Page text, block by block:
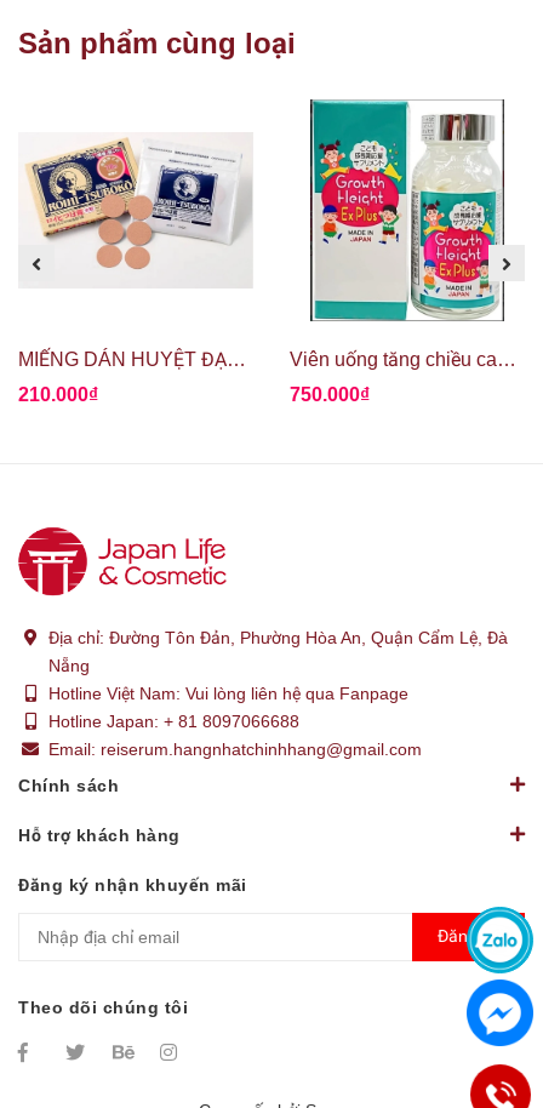
Sản phẩm cùng loại
MIẾNG DÁN HUYỆT ĐẠO GIẢM ĐAU ROIHI TSUBOKO
210.000₫
Viên uống tăng chiều cao Growth Height Ex Plus
750.000₫
Địa chỉ: Đường Tôn Đản, Phường Hòa An, Quận Cẩm Lệ, Đà
Nẵng
Hotline Việt Nam: Vui lòng liên hệ qua Fanpage
Hotline Japan: + 81 8097066688
Email: reiserum.hangnhatchinhhang@gmail.com
Chính sách
Hỗ trợ khách hàng
Đăng ký nhận khuyến mãi
Đăng ký
Theo dõi chúng tôi